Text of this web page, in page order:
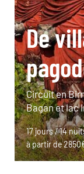
De
Circuit en
Bagan et lac
17 jours / 14
à partir de